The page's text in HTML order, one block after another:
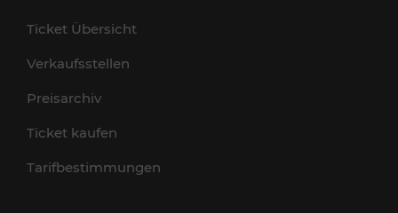
Ticket Übersicht
Verkaufsstellen
Preisarchiv
Ticket kaufen
Tarifbestimmungen